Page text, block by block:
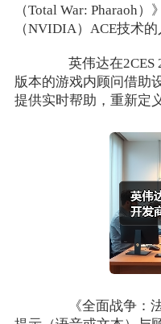
（Total War: Pharaoh
（NVIDIA）ACE技术
英伟达在2CES
版本的游戏内顾问借助
提供实时帮助，重新定
《全面战争：法